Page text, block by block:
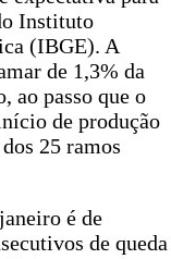
Instituto
(IBGE). A
de 1,3% da
ao passo que o
de produção
25 ramos
é de
de queda